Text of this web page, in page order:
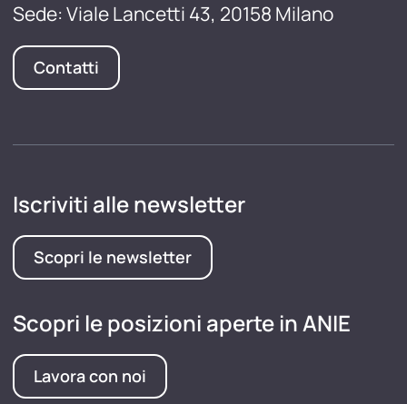
Sede: Viale Lancetti 43, 20158 Milano
Contatti
Iscriviti alle newsletter
Scopri le newsletter
Scopri le posizioni aperte in ANIE
Lavora con noi